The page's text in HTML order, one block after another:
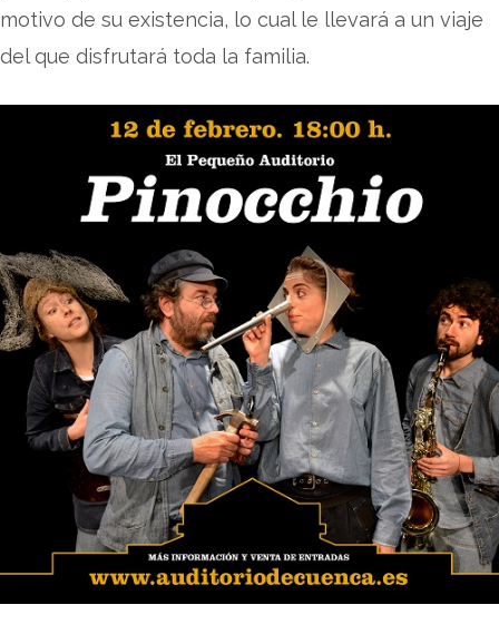
motivo de su existencia, lo cual le llevará a un viaje
del que disfrutará toda la familia.